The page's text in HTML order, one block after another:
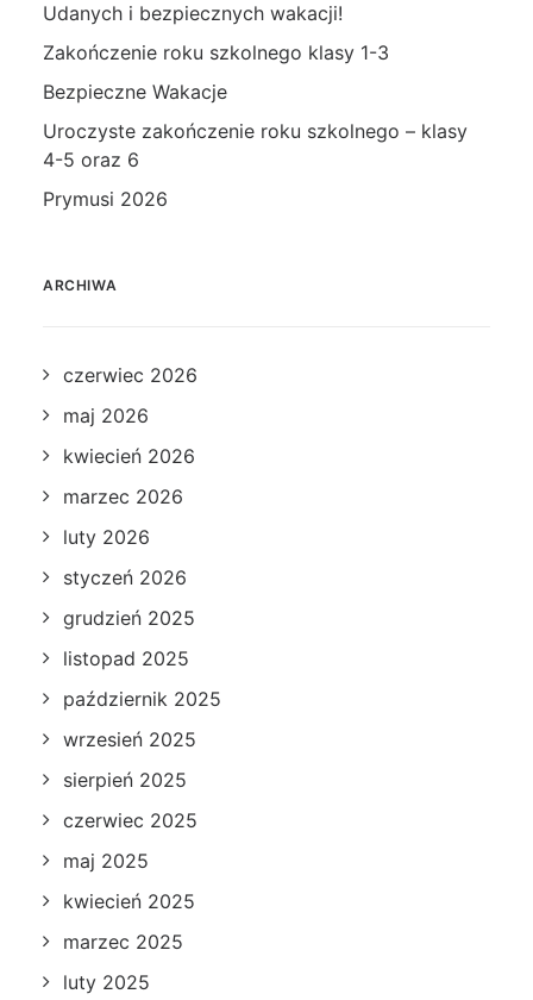
Udanych i bezpiecznych wakacji!
Zakończenie roku szkolnego klasy 1-3
Bezpieczne Wakacje
Uroczyste zakończenie roku szkolnego – klasy
4-5 oraz 6
Prymusi 2026
ARCHIWA
czerwiec 2026
maj 2026
kwiecień 2026
marzec 2026
luty 2026
styczeń 2026
grudzień 2025
listopad 2025
październik 2025
wrzesień 2025
sierpień 2025
czerwiec 2025
maj 2025
kwiecień 2025
marzec 2025
luty 2025